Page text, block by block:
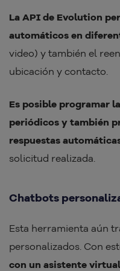
La API de Evolution
automáticos en
video) y también el
ubicación y contacto.
Es posible programar
periódicos y también
respuestas
solicitud realizada.
Chatbots
Esta herramienta aún
personalizados. Con
con un asistente